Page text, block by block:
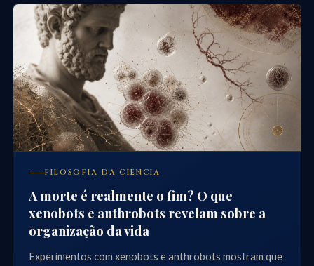
FILOSOFIA DA CIÊNCIA
A morte é realmente o fim? O que
xenobots e anthrobots revelam sobre a
organização da vida
Experimentos com xenobots e anthrobots mostram que